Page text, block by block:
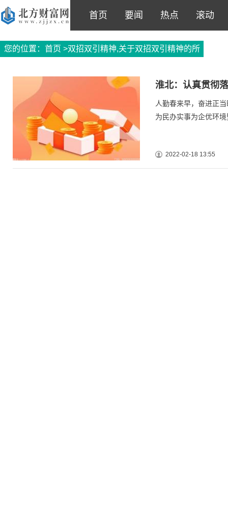
首页 要闻 热点 滚动
您的位置： 首页 >双招双引精神,关于双招双引精神的所
淮北：认真贯彻
人勤春来早，奋进正
为民办实事为企优环
2022-02-18 13:55